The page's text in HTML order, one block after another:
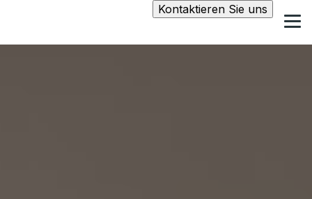
Kontaktieren Sie uns